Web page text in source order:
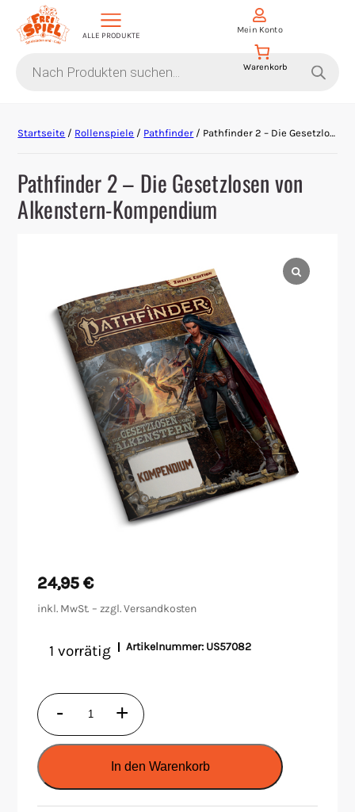
ALLE PRODUKTE
search
Mein Konto
Events
Living Card Games
Malen/Modellbau
Rollenspiele
Sammelkartenspiele
Würfel
Startseite / Rollenspiele / Pathfinder / Pathfinder 2 – Die Gesetzlosen von Alkenstern-Kompendium
Pathfinder 2 – Die Gesetzlosen von
Alkenstern-Kompendium
24,95€
inkl. MwSt. – zzgl.Versandkosten
1 vorrätig Artikelnummer: US57082
-
Pathfinder
+
In den Warenkorb